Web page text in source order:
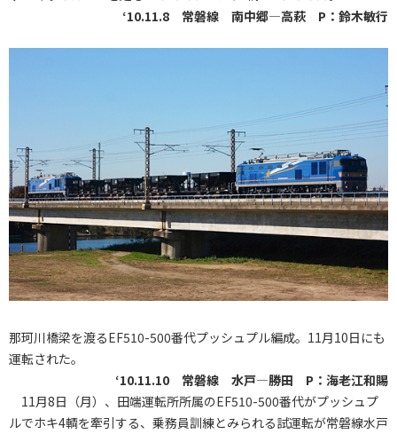
‘10.11.8 常磐線 南中郷―高萩 P：鈴木敏行
那珂川橋梁を渡るEF510-500番代プッシュプル編成。11月10日にも
運転された。
‘10.11.10 常磐線 水戸―勝田 P：海老江和賜
11月8日（月）、田端運転所所属のEF510-500番代がプッシュプ
ルでホキ4輌を牽引する、乗務員訓練とみられる試運転が常磐線水戸